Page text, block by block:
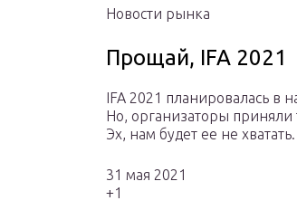
Новости рынка
Прощай, IFA 2021
IFA 2021 планировалась в
Но, организаторы приняли
Эх, нам будет ее не хватать.
31 мая 2021
+1